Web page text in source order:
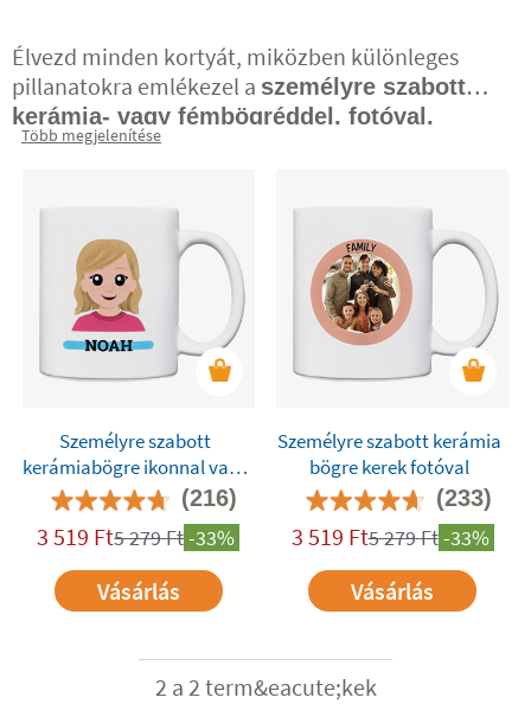
Élvezd minden kortyát, miközben különleges
pillanatokra emlékezel a személyre szabott
kerámia- vagy fémbögréddel, fotóval,
névvel, szöveggel vagy Twinie®️-vel
Több megjelenítése
Személyre szabott
kerámiabögre ikonnal vagy
Twinie®️-vel (216)
3 519 Ft5 279Ft-33%
Vásárlás
Személyre szabott kerámia
bögre kerek fotóval
(233)
3 519 Ft5 279Ft-33%
Vásárlás
2 a 2 term&eacute;kek